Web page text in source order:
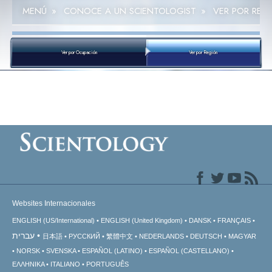
MENÚ » CONOCE A UN SCIENTOLOGIST » VER POR
Ver por Ocupación Ver por Región
Websites Internacionales
ENGLISH (US/International) ENGLISH (United Kingdom) DANSK FRANÇAIS
עברית 日本語 РУССКИЙ 繁體中文 NEDERLANDS DEUTSCH
MAGYAR
NORSK
SVENSKA ESPAÑOL (LATINO)
ESPAÑOL (CASTELLANO)
ΕΛΛΗΝΙΚA
ITALIANO PORTUGUÊS